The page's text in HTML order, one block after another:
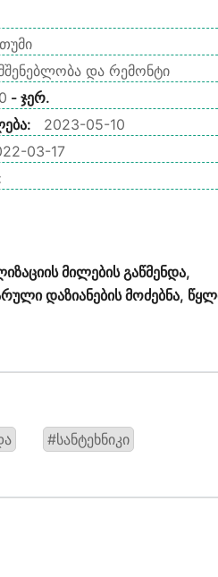
და რემონტი
- ჯერ.
2023-05-10
03-17
მილების გაწმენდა,
დაზიანების მოძებნა,
#სანტეხნიკი